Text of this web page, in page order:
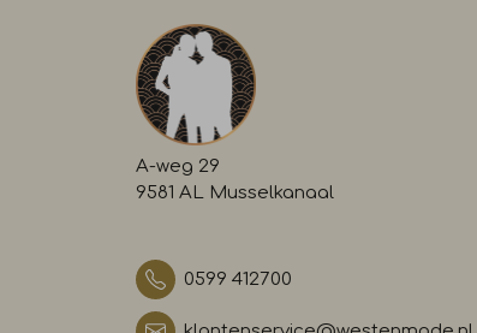
A-weg 29
9581 AL Musselkanaal
0599 412700